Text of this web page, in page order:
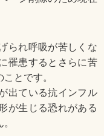
られ呼吸が苦しくな
罹患するとさらに苦
とです。
出ている抗インフル
が生じる恐れがある